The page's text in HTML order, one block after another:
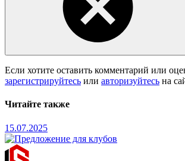
Если хотите оставить комментарий или
зарегистрируйтесь или авторизуйтесь на
Читайте также
15.07.2025